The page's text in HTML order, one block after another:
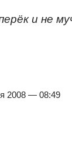
и не
2008 — 08:49